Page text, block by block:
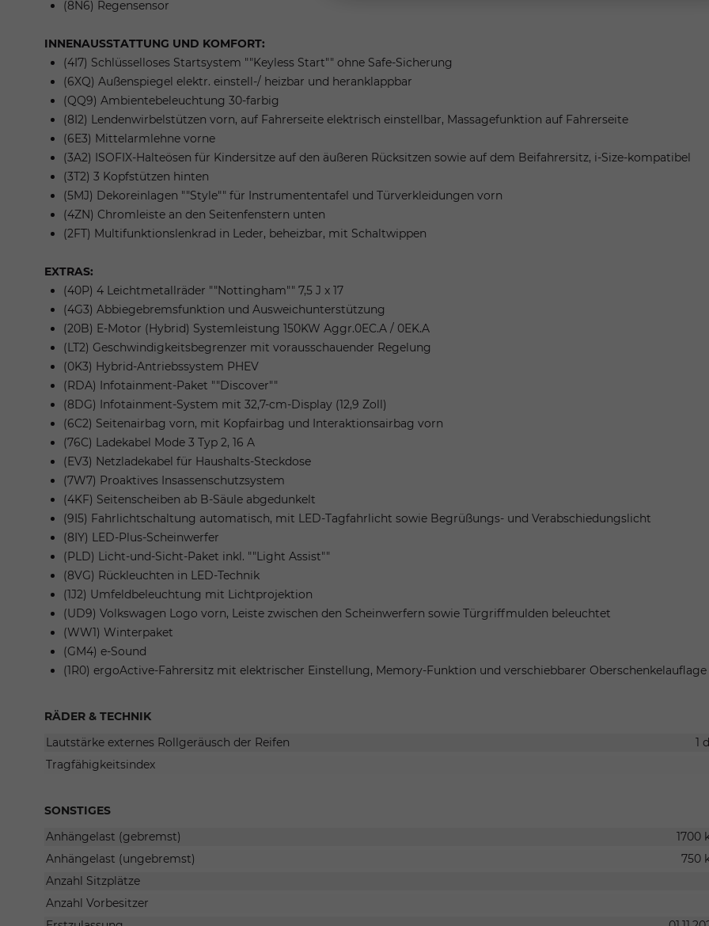
(8N6) Regensensor
INNENAUSSTATTUNG UND KOMFORT:
(4I7) Schlüsselloses Startsystem ""Keyless Start"" ohne Safe-Sicherung
(6XQ) Außenspiegel elektr. einstell-/ heizbar und heranklappbar
(QQ9) Ambientebeleuchtung 30-farbig
(8I2) Lendenwirbelstützen vorn, auf Fahrerseite elektrisch einstellbar, Massagefunktion auf Fahrerseite
(6E3) Mittelarmlehne vorne
(3A2) ISOFIX-Halteösen für Kindersitze auf den äußeren Rücksitzen sowie auf dem Beifahrersitz, i-Size-kompatibel
(3T2) 3 Kopfstützen hinten
(5MJ) Dekoreinlagen ""Style"" für Instrumententafel und Türverkleidungen vorn
(4ZN) Chromleiste an den Seitenfenstern unten
(2FT) Multifunktionslenkrad in Leder, beheizbar, mit Schaltwippen
EXTRAS:
(40P) 4 Leichtmetallräder ""Nottingham"" 7,5 J x 17
(4G3) Abbiegebremsfunktion und Ausweichunterstützung
(20B) E-Motor (Hybrid) Systemleistung 150KW Aggr.0EC.A / 0EK.A
(LT2) Geschwindigkeitsbegrenzer mit vorausschauender Regelung
(0K3) Hybrid-Antriebssystem PHEV
(RDA) Infotainment-Paket ""Discover""
(8DG) Infotainment-System mit 32,7-cm-Display (12,9 Zoll)
(6C2) Seitenairbag vorn, mit Kopfairbag und Interaktionsairbag vorn
(76C) Ladekabel Mode 3 Typ 2, 16 A
(EV3) Netzladekabel für Haushalts-Steckdose
(7W7) Proaktives Insassenschutzsystem
(4KF) Seitenscheiben ab B-Säule abgedunkelt
(9I5) Fahrlichtschaltung automatisch, mit LED-Tagfahrlicht sowie Begrüßungs- und Verabschiedungslicht
(8IY) LED-Plus-Scheinwerfer
(PLD) Licht-und-Sicht-Paket inkl. ""Light Assist""
(8VG) Rückleuchten in LED-Technik
(1J2) Umfeldbeleuchtung mit Lichtprojektion
(UD9) Volkswagen Logo vorn, Leiste zwischen den Scheinwerfern sowie Türgriffmulden beleuchtet
(WW1) Winterpaket
(GM4) e-Sound
(1R0) ergoActive-Fahrersitz mit elektrischer Einstellung, Memory-Funktion und verschiebbarer Oberschenkelauflage
RÄDER & TECHNIK
Lautstärke externes Rollgeräusch der Reifen
1
Tragfähigkeitsindex
SONSTIGES
Anhängelast (gebremst)
1700
Anhängelast (ungebremst)
750
Anzahl Sitzplätze
Anzahl Vorbesitzer